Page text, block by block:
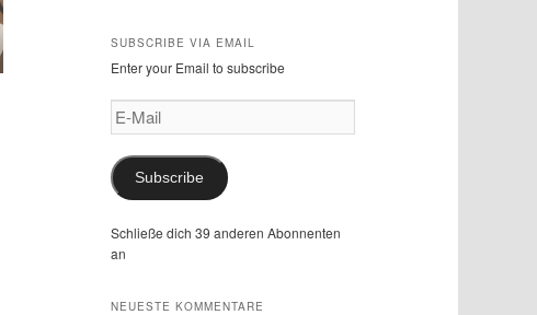
SUBSCRIBE VIA EMAIL
Enter your Email to subscribe
E-
Mail
Subscribe
Schließe dich 39 anderen Abonnenten
an
NEUESTE KOMMENTARE